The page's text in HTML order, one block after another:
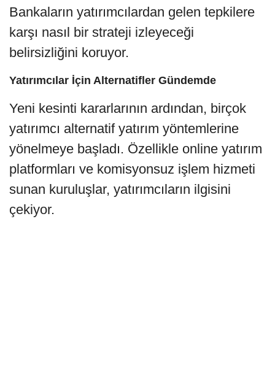
Bankaların yatırımcılardan gelen tepkilere
karşı nasıl bir strateji izleyeceği
belirsizliğini koruyor.
Yatırımcılar İçin Alternatifler Gündemde
Yeni kesinti kararlarının ardından, birçok
yatırımcı alternatif yatırım yöntemlerine
yönelmeye başladı. Özellikle online yatırım
platformları ve komisyonsuz işlem hizmeti
sunan kuruluşlar, yatırımcıların ilgisini
çekiyor.